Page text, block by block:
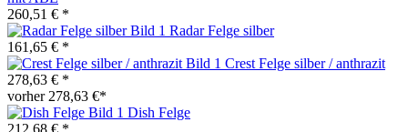
260,51 € *
Radar Felge silber
161,65 € *
Crest Felge silber / anthrazit
278,63 € *
vorher 278,63 €*
Dish Felge
212,68 € *